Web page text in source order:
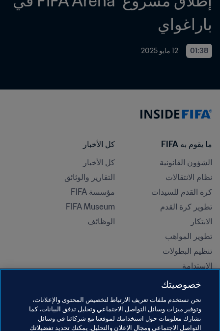
باراغواي
01:38 12 مايو 2025
ما يقوم به FIFA
الشؤون القانونية
نظام الانتقالات
كرة القدم للسيدات
تطوير كرة القدم
الابتكار
تطوير المواهب
تنظيم البطولات
الاستدامة
حقوق الإنسان ومناهضة التمييز
المبادرات التعليمية
كل الأخبار
كل الأخبار
التقارير والوثائق
مؤسسة FIFA
FIFA Museum
الوظائف
خصوصيتك
نحن نستخدم ملفات تعريف الارتباط لتخصيص المحتوى والإعلانات،
وتوفير ميزات وسائل التواصل الاجتماعي وتحليل تدفق البيانات، كما
نشارك معلومات حول استخدامك لموقعنا مع شركائنا في وسائل
التواصل الاجتماعي ومجال الإعلان والتحليل. يمكنك تحديد تفضيلاتك